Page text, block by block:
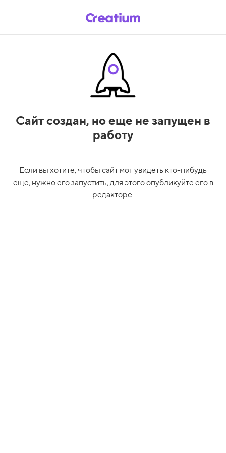
Сайт создан, но еще не запущен в
работу
Если вы хотите, чтобы сайт мог увидеть кто-нибудь
еще, нужно его запустить, для этого опубликуйте его в
редакторе.